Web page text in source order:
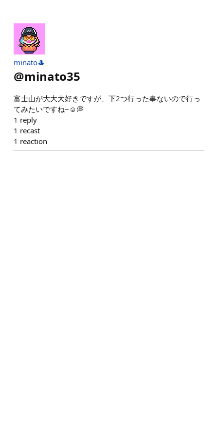
minato🎩
@minato35
富士山が大大大好きですが、下2つ行った事ないので行っ
てみたいですね~☺️💭
1 reply
1 recast
1 reaction